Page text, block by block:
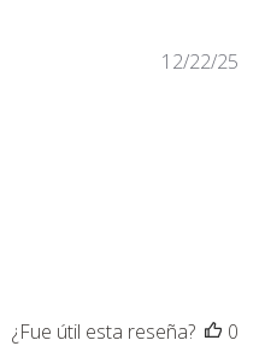
12/22/25
¿Fue útil esta reseña?
0